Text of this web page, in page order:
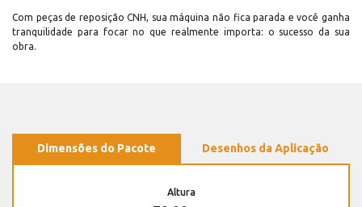
Com peças de reposição CNH, sua máquina não fica parada e você ganha
tranquilidade para focar no que realmente importa: o sucesso da sua
obra.
Dimensões do Pacote Desenhos da Aplicação
Altura